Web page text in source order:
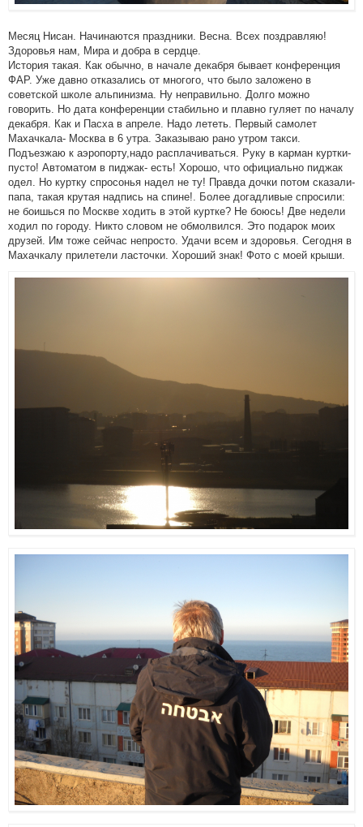
Месяц Нисан. Начинаются праздники. Весна. Всех поздравляю!
Здоровья нам, Мира и добра в сердце.
История такая. Как обычно, в начале декабря бывает конференция
ФАР. Уже давно отказались от многого, что было заложено в
советской школе альпинизма. Ну неправильно. Долго можно
говорить. Но дата конференции стабильно и плавно гуляет по началу
декабря. Как и Пасха в апреле. Надо лететь. Первый самолет
Махачкала- Москва в 6 утра. Заказываю рано утром такси.
Подъезжаю к аэропорту,надо расплачиваться. Руку в карман куртки-
пусто! Автоматом в пиджак- есть! Хорошо, что официально пиджак
одел. Но куртку спросонья надел не ту! Правда дочки потом сказали-
папа, такая крутая надпись на спине!. Более догадливые спросили:
не боишься по Москве ходить в этой куртке? Не боюсь! Две недели
ходил по городу. Никто словом не обмолвился. Это подарок моих
друзей. Им тоже сейчас непросто. Удачи всем и здоровья. Сегодня в
Махачкалу прилетели ласточки. Хороший знак! Фото с моей крыши.